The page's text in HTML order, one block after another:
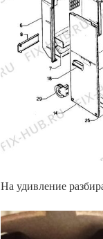
На удивление